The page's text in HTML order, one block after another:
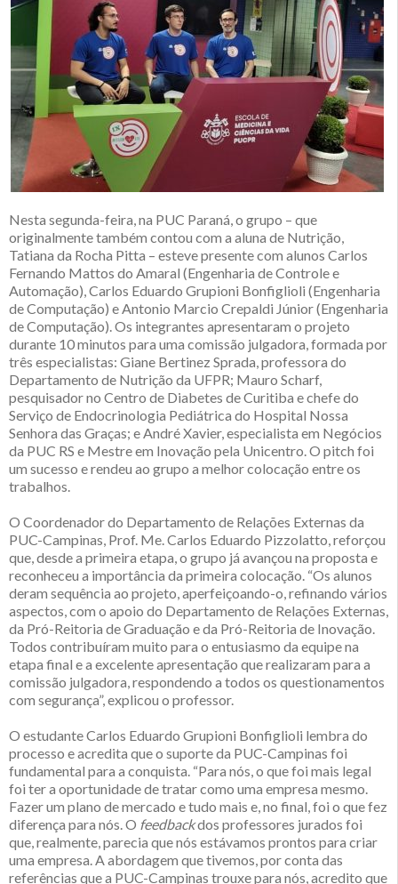
Nesta segunda-feira, na PUC Paraná, o grupo – que
originalmente também contou com a aluna de Nutrição,
Tatiana da Rocha Pitta – esteve presente com alunos Carlos
Fernando Mattos do Amaral (Engenharia de Controle e
Automação), Carlos Eduardo Grupioni Bonfiglioli (Engenharia
de Computação) e Antonio Marcio Crepaldi Júnior (Engenharia
de Computação). Os integrantes apresentaram o projeto
durante 10 minutos para uma comissão julgadora, formada por
três especialistas: Giane Bertinez Sprada, professora do
Departamento de Nutrição da UFPR; Mauro Scharf,
pesquisador no Centro de Diabetes de Curitiba e chefe do
Serviço de Endocrinologia Pediátrica do Hospital Nossa
Senhora das Graças; e André Xavier, especialista em Negócios
da PUC RS e Mestre em Inovação pela Unicentro. O pitch foi
um sucesso e rendeu ao grupo a melhor colocação entre os
trabalhos.
O Coordenador do Departamento de Relações Externas da
PUC-Campinas, Prof. Me. Carlos Eduardo Pizzolatto, reforçou
que, desde a primeira etapa, o grupo já avançou na proposta e
reconheceu a importância da primeira colocação. “Os alunos
deram sequência ao projeto, aperfeiçoando-o, refinando vários
aspectos, com o apoio do Departamento de Relações Externas,
da Pró-Reitoria de Graduação e da Pró-Reitoria de Inovação.
Todos contribuíram muito para o entusiasmo da equipe na
etapa final e a excelente apresentação que realizaram para a
comissão julgadora, respondendo a todos os questionamentos
com segurança”, explicou o professor.
O estudante Carlos Eduardo Grupioni Bonfiglioli lembra do
processo e acredita que o suporte da PUC-Campinas foi
fundamental para a conquista. “Para nós, o que foi mais legal
foi ter a oportunidade de tratar como uma empresa mesmo.
Fazer um plano de mercado e tudo mais e, no final, foi o que fez
diferença para nós. O feedbackdos professores jurados foi
que, realmente, parecia que nós estávamos prontos para criar
uma empresa. A abordagem que tivemos, por conta das
referências que a PUC-Campinas trouxe para nós, acredito que